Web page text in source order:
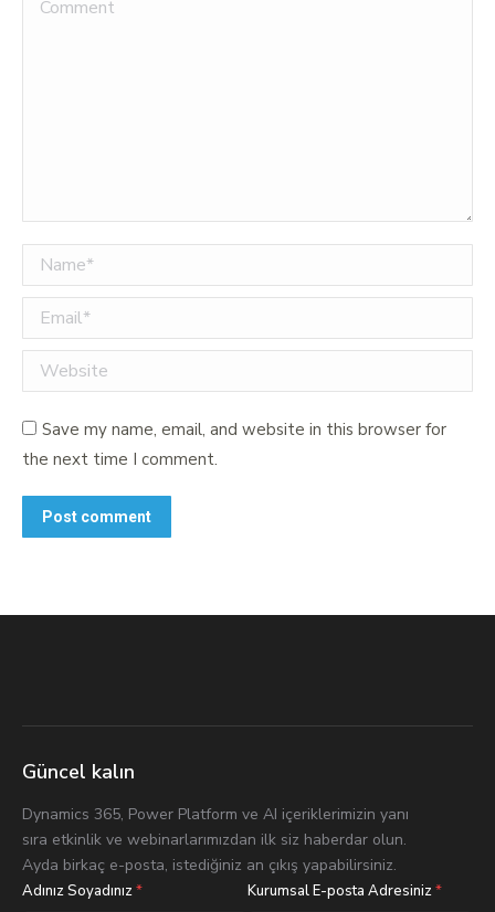
Name *
Email *
Website
Save my name, email, and website in this browser for
the next time I comment.
Post comment
Güncel kalın
Dynamics 365, Power Platform ve AI içeriklerimizin yanı
sıra etkinlik ve webinarlarımızdan ilk siz haberdar olun.
Ayda birkaç e-posta, istediğiniz an çıkış yapabilirsiniz.
Adınız Soyadınız* Kurumsal E-posta Adresiniz*